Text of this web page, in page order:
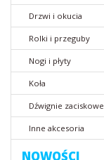
Drzwi i okucia
Rolki i przeguby
Nogi i płyty
Koła
Dźwignie zaciskowe
Inne akcesoria
NOWOŚCI